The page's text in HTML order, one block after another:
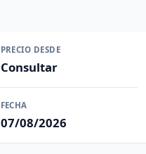
PRECIO DESDE
Consultar
FECHA
07/08/2026